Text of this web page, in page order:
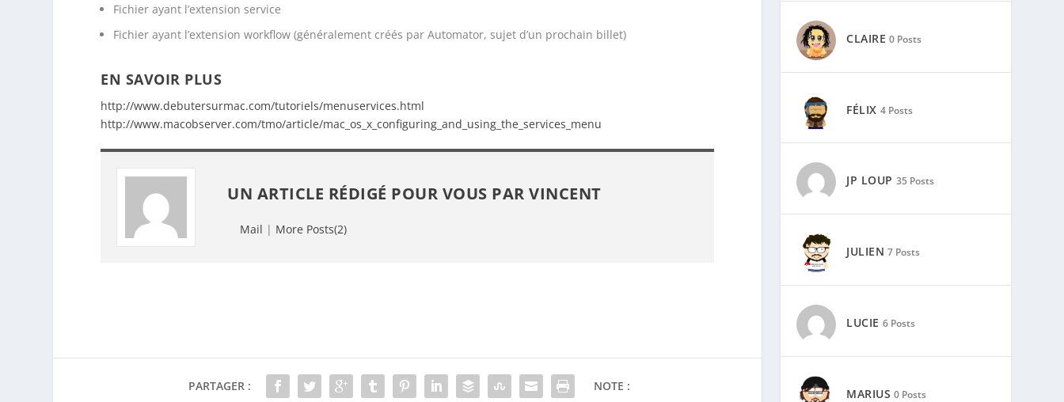
Fichier ayant l’extension service
Fichier ayant l’extension workflow (généralement créés par Automator, sujet d’un prochain billet)
EN SAVOIR PLUS
http://www.debutersurmac.com/tutoriels/menuservices.html
http://www.macobserver.com/tmo/article/mac_os_x_configuring_and_using_the_services_menu
UN ARTICLE RÉDIGÉ POUR VOUS PARVINCENT
Mail | More Posts(2)
PARTAGER : NOTE :
CLAIRE 0 Posts
FÉLIX 4 Posts
JP LOUP 35 Posts
JULIEN 7 Posts
LUCIE 6 Posts
MARIUS 0 Posts